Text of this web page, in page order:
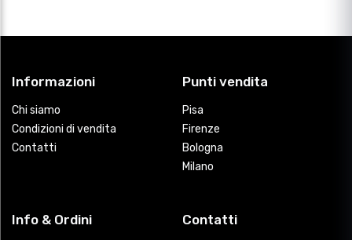
Informazioni
Chi siamo
Condizioni di vendita
Contatti
Punti vendita
Pisa
Firenze
Bologna
Milano
Info & Ordini Contatti